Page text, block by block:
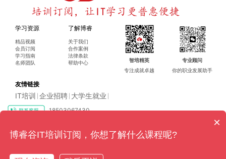
学习资源
精品视频
会员订阅
学习指南
名师团队
了解博睿
关于我们
合作案例
法律条款
帮助中心
智培精英
专注成就卓越
专业顾问
你的职业发展助手
友情链接
IT培训 企业招聘 大学生就业
18503067430
Copyright ©2016-2024 博睿（广州）科技有限公司 All rights reserved
备17128079号-4
×
博睿谷IT培训订阅，你想了解什么课程呢?